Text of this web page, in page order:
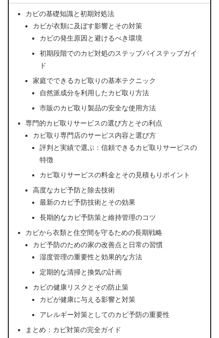
カビの基礎知識と初期対処法
カビが衣類に及ぼす影響とその対策
カビの発生原因と避けるべき環境
初期段階でのカビ対処のステップバイステップガイ
ド
家庭でできるカビ取りの基本テクニック
自然派成分を利用したカビ取り方法
市販のカビ取り製品の安全な使用方法
専門的カビ取りサービスの選び方とその利点
カビ取り専門店のサービス内容と選び方
評判と実績で選ぶ：信頼できるカビ取りサービスの
特徴
カビ取りサービスの料金とその見積もりポイント
高度なカビ予防と除去技術
最新のカビ予防技術とその効果
長期的なカビ予防策と維持管理のコツ
カビから衣類と住空間を守るための長期戦略
カビ予防のための家の改善点と日常の習慣
湿度管理の重要性と効果的な方法
定期的な清掃と換気の計画
カビの健康リスクとその防止策
カビが健康に与える影響と対策
アレルギー対策としてのカビ予防の重要性
まとめ：カビ対策の完全ガイド